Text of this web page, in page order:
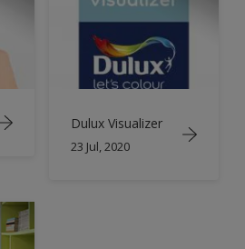
Dulux Visualizer
23 Jul, 2020